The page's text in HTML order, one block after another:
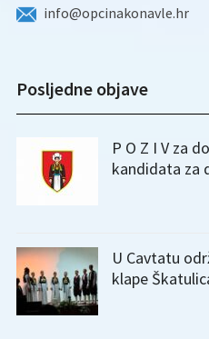
info@opcinakonavle.hr
Posljedne objave
P O Z I V za
kandidata za
U Cavtatu
klape